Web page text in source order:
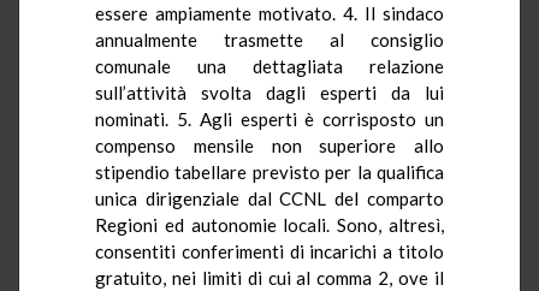
essere ampiamente motivato. 4. Il sindaco
annualmente trasmette al consiglio
comunale una dettagliata relazione
sull’attività svolta dagli esperti da lui
nominati. 5. Agli esperti è corrisposto un
compenso mensile non superiore allo
stipendio tabellare previsto per la qualifica
unica dirigenziale dal CCNL del comparto
Regioni ed autonomie locali. Sono, altresì,
consentiti conferimenti di incarichi a titolo
gratuito, nei limiti di cui al comma 2, ove il